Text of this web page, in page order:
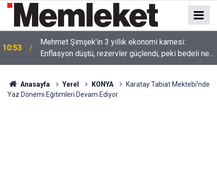
10:53
Mehmet Şimşek'in 3 yıllık ekonomi karnesi:
Enflasyon düştü, rezervler güçlendi, peki bedeli ne
oldu?
Anasayfa Yerel KONYA
Karatay Tabiat Mektebi'nde
Yaz Dönemi Eğitimleri Devam Ediyor